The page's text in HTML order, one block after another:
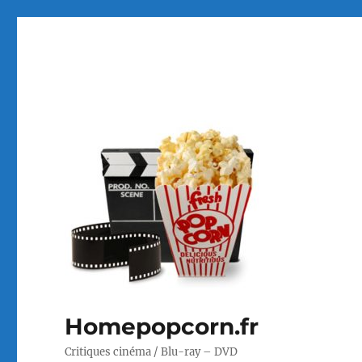
Homepopcorn.fr
Critiques cinéma / Blu-ray – DVD